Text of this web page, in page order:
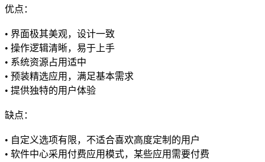
优点：
• 界面极其美观，设计一致
• 操作逻辑清晰，易于上手
• 系统资源占用适中
• 预装精选应用，满足基本需求
• 提供独特的用户体验
缺点：
• 自定义选项有限，不适合喜欢高度定制的用户
• 软件中心采用付费应用模式，某些应用需要付费